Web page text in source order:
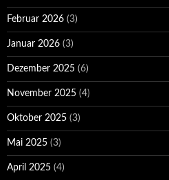
Februar 2026 (3)
Januar 2026 (3)
Dezember 2025 (6)
November 2025 (4)
Oktober 2025 (3)
Mai 2025 (3)
April 2025 (4)